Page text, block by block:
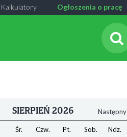
Ogłoszenia o pracę
Kalkulatory
Następny
SIERPIEŃ 2026
Śr. Czw. Pt. Sob.
Ndz.